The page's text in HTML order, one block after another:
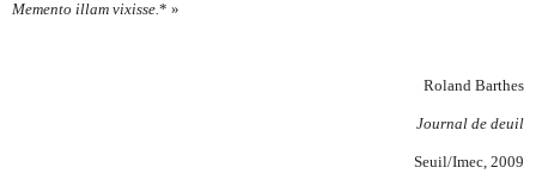
Memento illam vixisse.* »
Roland Barthes
Journal de deuil
Seuil/Imec, 2009